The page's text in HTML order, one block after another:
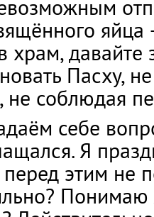
яйца
храм,
Пасху,
не соблюдая
себе
Я
этим не
Понимаю